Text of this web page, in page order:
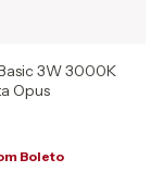
3W 3000K
Opus
Boleto